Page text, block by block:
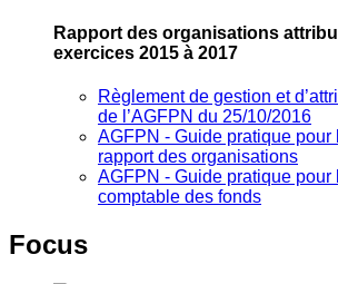
Rapport des organisations
exercices 2015 à 2017
Règlement de gestion et
de l’AGFPN du 25/10/2016
AGFPN ‐ Guide pratique pour
rapport des organisations
AGFPN ‐ Guide pratique pour
comptable des fonds
Focus